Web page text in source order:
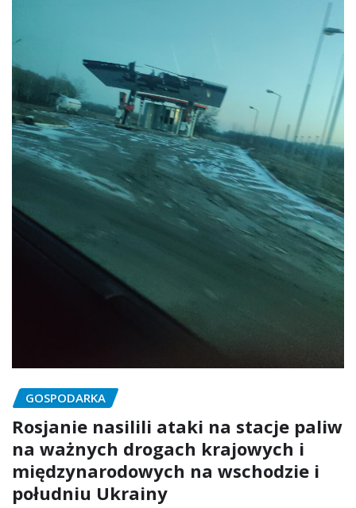
GOSPODARKA
Rosjanie nasilili ataki na stacje paliw
na ważnych drogach krajowych i
międzynarodowych na wschodzie i
południu Ukrainy